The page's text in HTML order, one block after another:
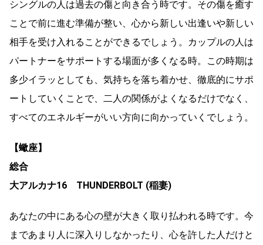
シングルの人は過去の傷と向き合う時です。その傷を癒す
ことで前に進む準備が整い、心から新しい出逢いや新しい
相手を受け入れることができるでしょう。カップルの人は
パートナーをサポートする場面が多くなる時。この時期は
多少イラッとしても、気持ちを落ち着かせ、徹底的にサポ
ートしていくことで、二人の関係がよくなるだけでなく、
すべてのエネルギーがいい方向に向かっていくでしょう。
【蠍座】
総合
大アルカナ16 THUNDERBOLT (稲妻)
あなたの中にある心の壁が大きく取り払われる時です。今
まであまり人に深入りしなかったり、心を許した人だけと